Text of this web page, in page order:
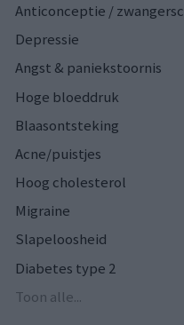
Anticonceptie /
Depressie
Angst & paniekstoornis
Hoge bloeddruk
Blaasontsteking
Acne/puistjes
Hoog cholesterol
Migraine
Slapeloosheid
Diabetes type 2
Toon alle...